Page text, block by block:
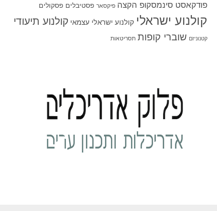
פודקאסט סינמסקופ הקצה פיקסאר פסטיבלים פסקולים
קולנוע ישראלי קולנוע ישראלי עצמאי קולנוע תיעודי
קטנוניזם שוברי קופות תסריטאות